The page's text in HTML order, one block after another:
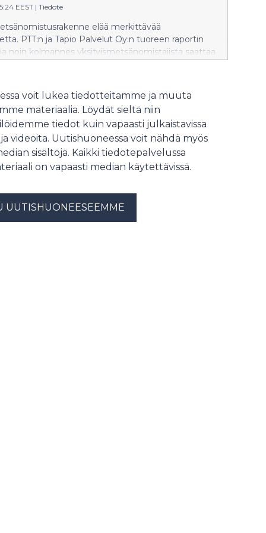
2000-luvulla sitten vuoden 2009.
EEST | Tiedote
elää merkittävää
PTT:n ja Tapio Palvelut Oy:n tuoreen raportin
noin kolmannes yksityismetsänomistajista saattaa
kanssa tämä muokkaa metsäpalveluita,
työtä ja koko metsätalouden kestävyyttä.
voit lukea tiedotteitamme ja muuta
materiaalia. Löydät sieltä niin
tiedot kuin vapaasti julkaistavissa
videoita. Uutishuoneessa voit nähdä myös
sisältöjä. Kaikki tiedotepalvelussa
on vapaasti median käytettävissä.
UUTISHUONEESEEMME